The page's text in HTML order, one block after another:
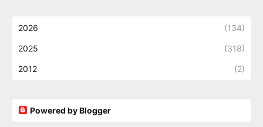
2026 (134)
2025 (318)
2012 (2)
Powered by Blogger